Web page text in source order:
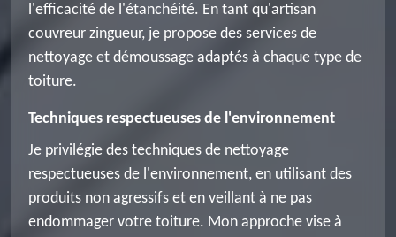
l'efficacité de l'étanchéité. En tant qu'artisan
couvreur zingueur, je propose des services de
nettoyage et démoussage adaptés à chaque type de
toiture.
Techniques respectueuses de l'environnement
Je privilégie des techniques de nettoyage
respectueuses de l'environnement, en utilisant des
produits non agressifs et en veillant à ne pas
endommager votre toiture. Mon approche vise à